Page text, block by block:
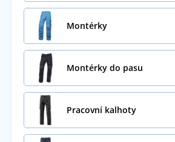
Montérky
Montérky do pasu
Pracovní kalhoty